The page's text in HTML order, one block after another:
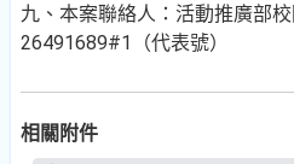
九、本案聯絡人：活動推廣部
26491689#1（代表號）
相關附件